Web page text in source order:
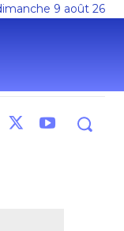
9 août 26